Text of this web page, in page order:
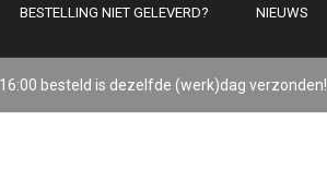
BESTELLING NIET GELEVERD? NIEUWS
besteld is dezelfde (werk)dag verzonden!